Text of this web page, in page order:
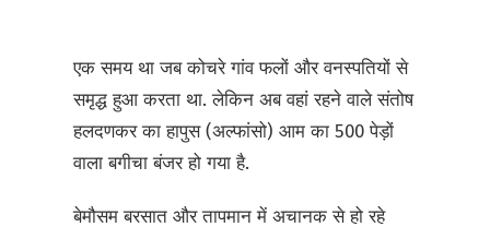
एक समय था जब कोचरे गांव फलों और वनस्पतियों से
समृद्ध हुआ करता था. लेकिन अब वहां रहने वाले संतोष
हलदणकर का हापुस (अल्फांसो) आम का 500 पेड़ों
वाला बगीचा बंजर हो गया है.
बेमौसम बरसात और तापमान में अचानक से हो रहे